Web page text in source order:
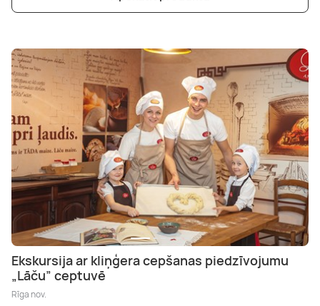
Ekskursija ar kliņģera cepšanas piedzīvojumu
„Lāču” ceptuvē
Rīga nov.